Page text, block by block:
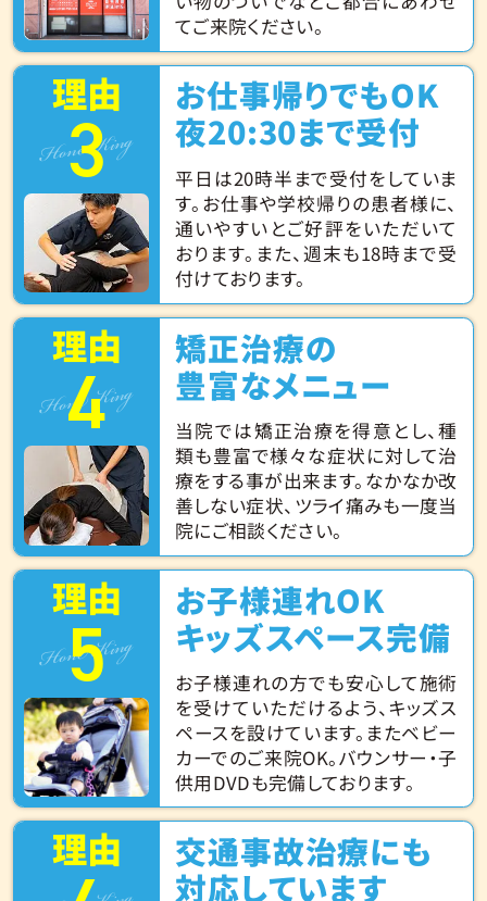
てご来院ください。
理由
3
Hone King
お仕事帰りでもOK
夜20:30まで受付
平日は20時半まで受付をしていま
す。お仕事や学校帰りの患者様に、
通いやすいとご好評をいただいて
おります。また、週末も18時まで受
付けております。
理由
4
Hone King
矯正治療の
豊富なメニュー
当院では矯正治療を得意とし、種
類も豊富で様々な症状に対して治
療をする事が出来ます。なかなか改
善しない症状、ツライ痛みも一度当
院にご相談ください。
理由
5
Hone King
お子様連れOK
キッズスペース完備
お子様連れの方でも安心して施術
を受けていただけるよう、キッズス
ペースを設けています。またベビー
カーでのご来院OK。バウンサー・子
供用DVDも完備しております。
理由
交通事故治療にも
対応しています